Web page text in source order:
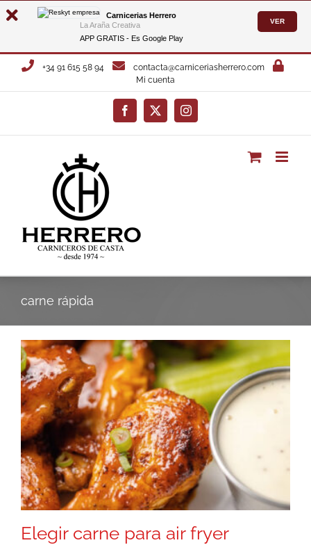
Carnicerias Herrero
La Araña Creativa
APP GRATIS - Es Google Play
VER
Saltar
+34 91 615 58 94
contacta@carniceriasherrero.com
Mi cuenta
Facebook
X Instagram
carne rápida
Elegir carne para air fryer